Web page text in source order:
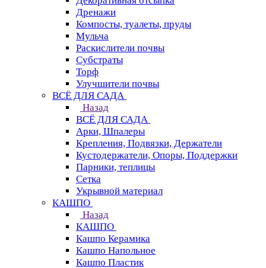
Дренажи
Компосты, туалеты, пруды
Мульча
Раскислители почвы
Субстраты
Торф
Улучшители почвы
ВСЁ ДЛЯ САДА
Назад
ВСЁ ДЛЯ САДА
Арки, Шпалеры
Крепления, Подвязки, Держатели
Кустодержатели, Опоры, Поддержки
Парники, теплицы
Сетка
Укрывной материал
КАШПО
Назад
КАШПО
Кашпо Керамика
Кашпо Напольное
Кашпо Пластик